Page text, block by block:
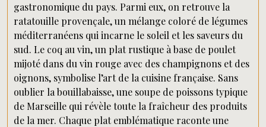
gastronomique du pays. Parmi eux, on retrouve la
ratatouille provençale, un mélange coloré de légumes
méditerranéens qui incarne le soleil et les saveurs du
sud. Le coq au vin, un plat rustique à base de poulet
mijoté dans du vin rouge avec des champignons et des
oignons, symbolise l’art de la cuisine française. Sans
oublier la bouillabaisse, une soupe de poissons typique
de Marseille qui révèle toute la fraîcheur des produits
de la mer. Chaque plat emblématique raconte une